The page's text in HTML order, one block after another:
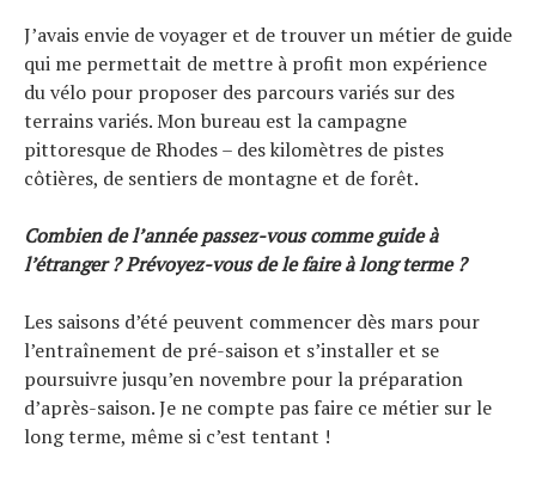
J’avais envie de voyager et de trouver un métier de guide
qui me permettait de mettre à profit mon expérience
du vélo pour proposer des parcours variés sur des
terrains variés. Mon bureau est la campagne
pittoresque de Rhodes – des kilomètres de pistes
côtières, de sentiers de montagne et de forêt.
Combien de l’année passez-vous comme guide à
l’étranger ? Prévoyez-vous de le faire à long terme ?
Les saisons d’été peuvent commencer dès mars pour
l’entraînement de pré-saison et s’installer et se
poursuivre jusqu’en novembre pour la préparation
d’après-saison. Je ne compte pas faire ce métier sur le
long terme, même si c’est tentant !